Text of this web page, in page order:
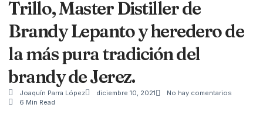
Trillo, Master Distiller de
Brandy Lepanto y heredero de
la más pura tradición del
brandy de Jerez.
Joaquín Parra López diciembre 10, 2021
No hay comentarios
6 Min Read